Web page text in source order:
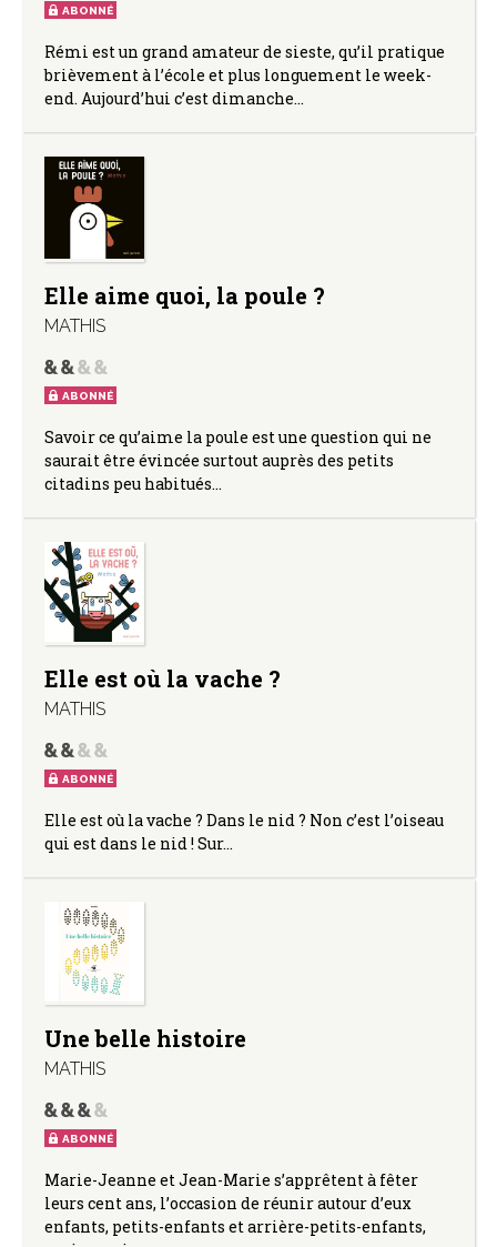
ABONNÉ
Rémi est un grand amateur de sieste, qu’il pratique
brièvement à l’école et plus longuement le week-
end. Aujourd’hui c’est dimanche…
Elle aime quoi, la poule ?
MATHIS
ABONNÉ
Savoir ce qu’aime la poule est une question qui ne
saurait être évincée surtout auprès des petits
citadins peu habitués…
Elle est où la vache ?
MATHIS
ABONNÉ
Elle est où la vache ? Dans le nid ? Non c’est l’oiseau
qui est dans le nid ! Sur…
Une belle histoire
MATHIS
ABONNÉ
Marie-Jeanne et Jean-Marie s’apprêtent à fêter
leurs cent ans, l’occasion de réunir autour d’eux
enfants, petits-enfants et arrière-petits-enfants,